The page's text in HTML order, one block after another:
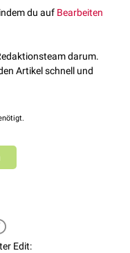
bezeichnet man als
die
des untersuchten
spezifische therapeutische
von
du auf Bearbeiten
darum.
Artikel schnell und
Edit: